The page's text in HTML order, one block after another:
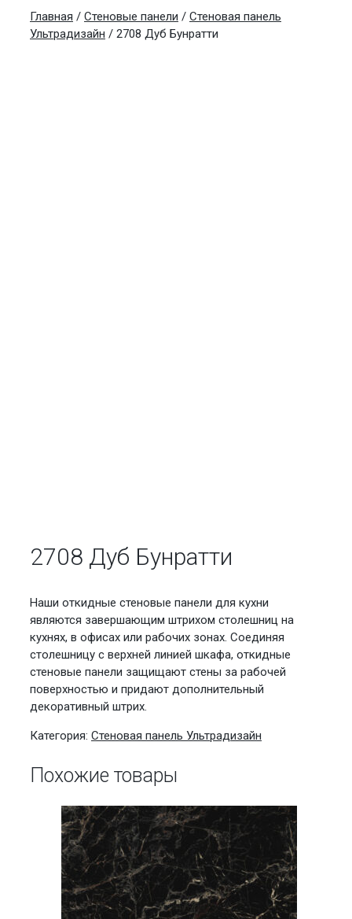
Главная / Стеновые панели / Стеновая панель
Ультрадизайн / 2708 Дуб Бунратти
2708 Дуб Бунратти
Наши откидные стеновые панели для кухни
являются завершающим штрихом столешниц на
кухнях, в офисах или рабочих зонах. Соединяя
столешницу с верхней линией шкафа, откидные
стеновые панели защищают стены за рабочей
поверхностью и придают дополнительный
декоративный штрих.
Категория: Стеновая панель Ультрадизайн
Похожие товары